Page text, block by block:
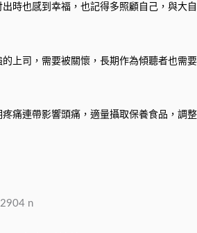
時也感到幸福，也記得多照顧自己，與大自
上司，需要被關懷，長期作為傾聽者也需要
痛連帶影響頭痛，適量攝取保養食品，調整